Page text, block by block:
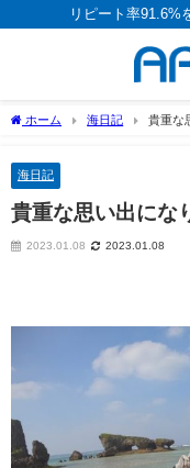
リピート率91.6%
ホーム 海日記 貴重な
海日記
貴重な思い出にな
2023.01.08 2023.01.08